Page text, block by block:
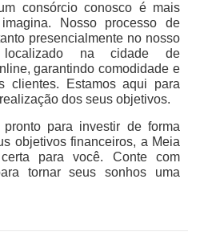
consórcio conosco é mais
Nosso processo de
presencialmente no nosso
na cidade de
garantindo comodidade e
clientes. Estamos aqui para
dos seus objetivos.
para investir de forma
objetivos financeiros, a Meia
para você. Conte com
tornar seus sonhos uma